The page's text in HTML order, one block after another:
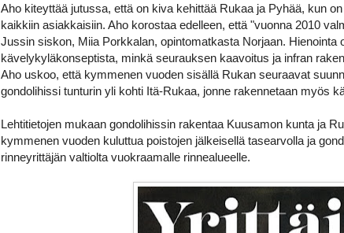
Aho kiteyttää jutussa, että on kiva kehittää Rukaa ja Pyhää, kun
kaikkiin asiakkaisiin. Aho korostaa edelleen, että "vuonna 2010
Jussin siskon, Miia Porkkalan, opintomatkasta Norjaan. Hienointa
kävelykyläkonseptista, minkä seurauksen kaavoitus ja infran
Aho uskoo, että kymmenen vuoden sisällä Rukan seuraavat
gondolihissi tunturin yli kohti Itä-Rukaa, jonne rakennetaan myös
Lehtitietojen mukaan gondolihissin rakentaa Kuusamon kunta ja
kymmenen vuoden kuluttua poistojen jälkeisellä tasearvolla ja
rinneyrittäjän valtiolta vuokraamalle rinnealueelle.